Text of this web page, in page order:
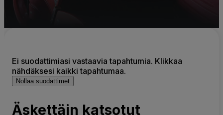
Ei suodattimiasi vastaavia tapahtumia. Klikkaa
nähdäksesi kaikki tapahtumaa.
Nollaa suodattimet
Äskettäin katsotut